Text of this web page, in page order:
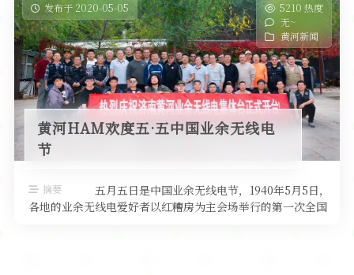
发布于 2020-05-05
5210 热度
无~
黄河新闻
黄河HAM欢度五·五中国业余无线电
节
摘要
五月五日是中国业余无线电节，1940年5月5日，
各地的业余无线电爱好者以红糟房为主会场举行的第一次全国